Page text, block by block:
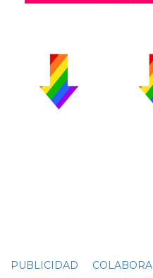
PUBLICIDAD COLABORA